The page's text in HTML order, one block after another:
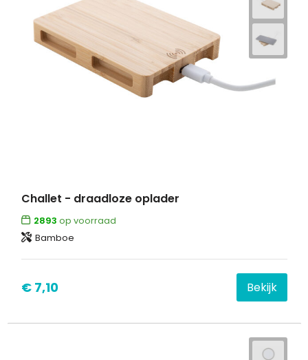
Challet - draadloze oplader
2893 op voorraad
Bamboe
€ 7,10 Bekijk